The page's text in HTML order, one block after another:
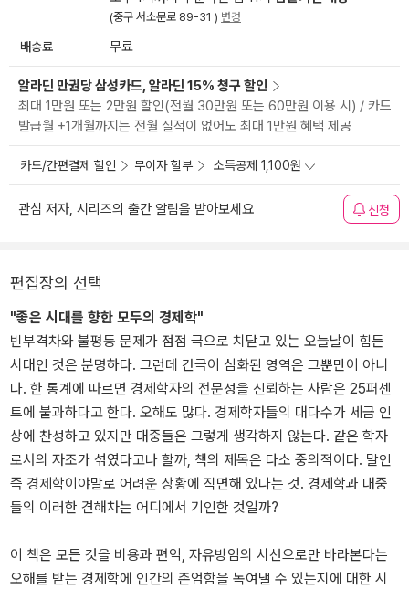
(중구 서소문로 89-31 ) 변경
배송료 무료
알라딘 만권당 삼성카드, 알라딘 15% 청구 할인
최대 1만원 또는 2만원 할인(전월 30만원 또는 60만원 이용 시) / 카드
발급월 +1개월까지는 전월 실적이 없어도 최대 1만원 혜택 제공
카드/간편결제 할인 무이자 할부 소득공제 1,100원
관심 저자, 시리즈의 출간 알림을 받아보세요 신청
편집장의 선택
"좋은 시대를 향한 모두의 경제학"
빈부격차와 불평등 문제가 점점 극으로 치닫고 있는 오늘날이 힘든
시대인 것은 분명하다. 그런데 간극이 심화된 영역은 그뿐만이 아니
다. 한 통계에 따르면 경제학자의 전문성을 신뢰하는 사람은 25퍼센
트에 불과하다고 한다. 오해도 많다. 경제학자들의 대다수가 세금 인
상에 찬성하고 있지만 대중들은 그렇게 생각하지 않는다. 같은 학자
로서의 자조가 섞였다고나 할까, 책의 제목은 다소 중의적이다. 말인
즉 경제학이야말로 어려운 상황에 직면해 있다는 것. 경제학과 대중
들의 이러한 견해차는 어디에서 기인한 것일까?
이 책은 모든 것을 비용과 편익, 자유방임의 시선으로만 바라본다는
오해를 받는 경제학에 인간의 존엄함을 녹여낼 수 있는지에 대한 시